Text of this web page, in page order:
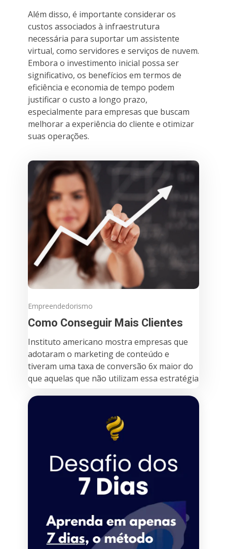
Além disso, é importante considerar os
custos associados à infraestrutura
necessária para suportar um assistente
virtual, como servidores e serviços de nuvem.
Embora o investimento inicial possa ser
significativo, os benefícios em termos de
eficiência e economia de tempo podem
justificar o custo a longo prazo,
especialmente para empresas que buscam
melhorar a experiência do cliente e otimizar
suas operações.
Empreendedorismo
Como Conseguir Mais Clientes
Instituto americano mostra empresas que
adotaram o marketing de conteúdo e
tiveram uma taxa de conversão 6x maior do
que aquelas que não utilizam essa estratégia